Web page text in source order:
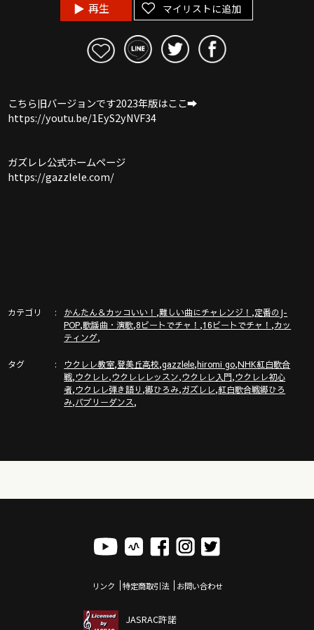
再生 マイリストに追加
こちら旧バージョンです2023年版はここ➡︎
https://youtu.be/1EyS2yNVF34
ガズレレ公式ホームページ
https://gazzlele.com/
カテゴリ かんたん＆カッコいい！ ,難しい曲にチャレンジ！ ,定番のJ-
POP,歌謡曲・演歌,8ビートでチャ！ ,16ビートでチャ！ ,カッ
ティング,
タグ ウクレレ教室,登美丘高校,gazzlele,hiromi go,NHK紅白歌合
戦,ウクレレ,ウクレレレッスン,ウクレレ入門,ウクレレ初心
者,ウクレレ弾き語り ,郷ひろみ,ガズレレ,紅白歌合戦郷ひろ
み,バブリーダンス,
リンク 特定商取引法 お問い合わせ
JASRAC許諾